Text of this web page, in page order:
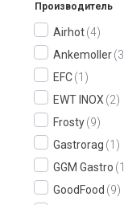
Производитель
Airhot 4
Ankemoller 3
EFC 1
EWT INOX 2
Frosty 9
Gastrorag 1
GGM Gastro 1
GoodFood
9